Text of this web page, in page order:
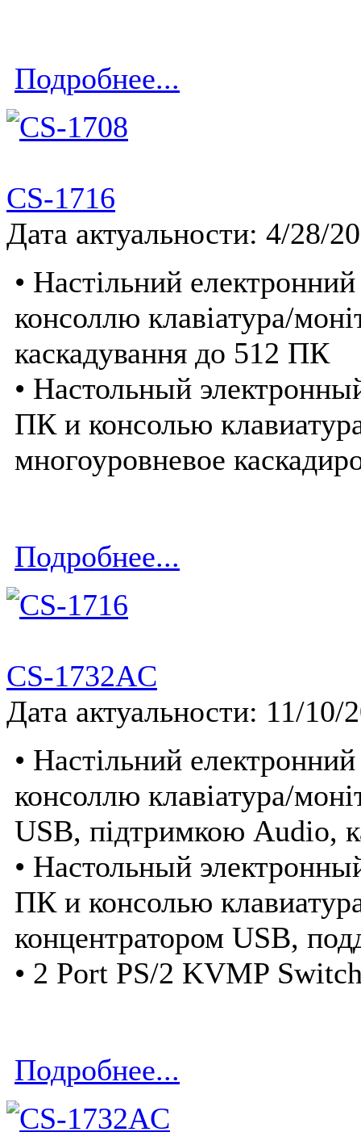
Подробнее...
CS-1716
Дата актуальности: 4/28/
• Настільний
консоллю клавіатура/
каскадування до 512 ПК
• Настольный
ПК и консолью
многоуровневое
Подробнее...
CS-1732AC
Дата актуальности: 11/10/
• Настільний
консоллю клавіатура/
USB, підтримкою Audio,
• Настольный
ПК и консолью
концентратором USB,
• 2 Port PS/2 KVMP
Подробнее...